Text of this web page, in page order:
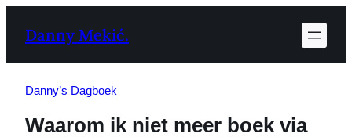
naarDanny Mekić.
Danny’s Dagboek
Waarom ik niet meer boek via